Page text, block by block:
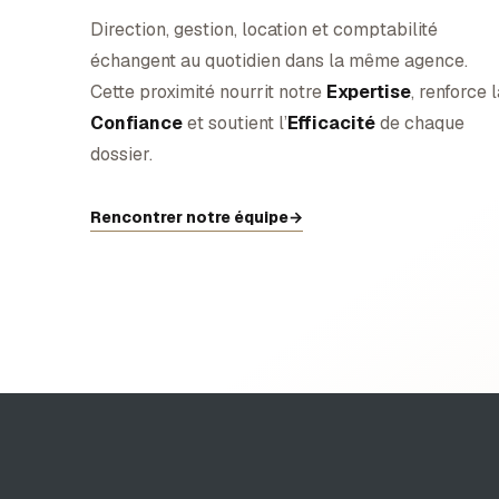
Direction, gestion, location et comptabilité
échangent au quotidien dans la même agence.
Cette proximité nourrit notre Expertise, renforce
Confianceet soutient l’Efficacitéde chaque
dossier.
Rencontrer notre équipe→